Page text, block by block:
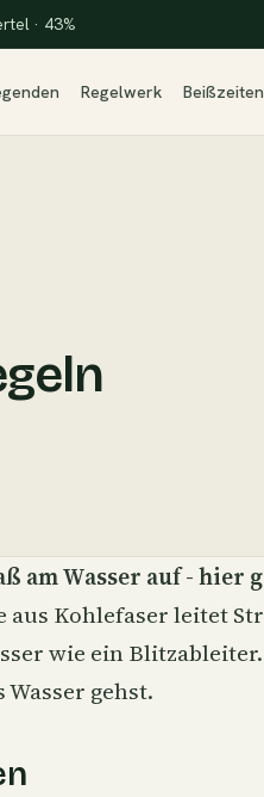
· 43%
Regelwerk Beißzeiten
am Wasser auf - hier
aus Kohlefaser leitet
wie ein Blitzableiter.
gehst.